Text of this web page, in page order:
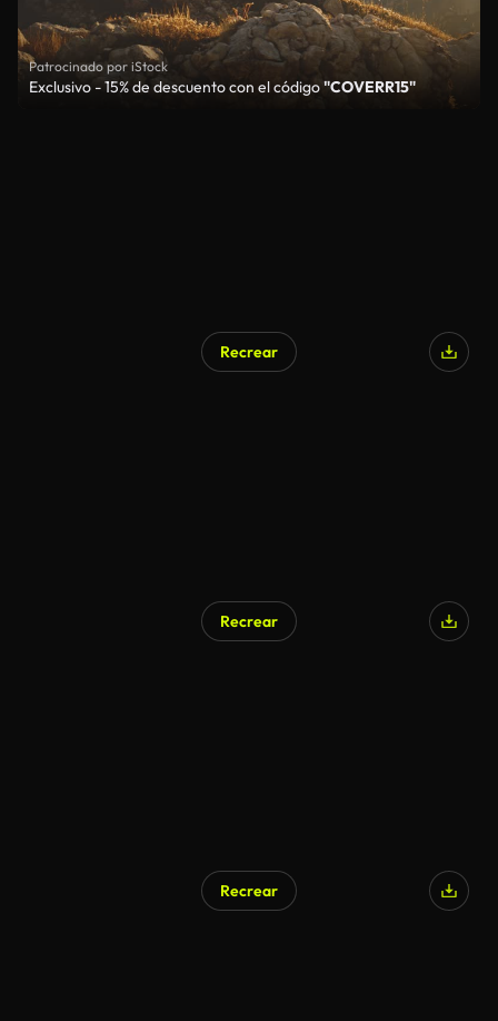
Patrocinado por iStock
Exclusivo - 15% de descuento con el código"COVERR15"
Recrear
Recrear
Recrear